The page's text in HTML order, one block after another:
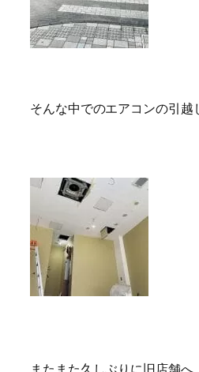
そんな中でのエアコンの引越